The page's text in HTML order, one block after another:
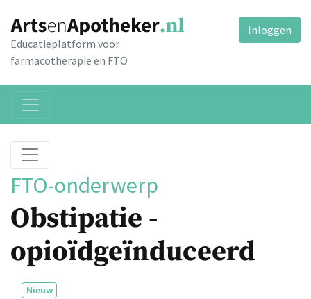
Educatieplatform voor
farmacotherapie en FTO
Inloggen
FTO-onderwerp
Obstipatie -
opioïdgeïnduceerd
Nieuw